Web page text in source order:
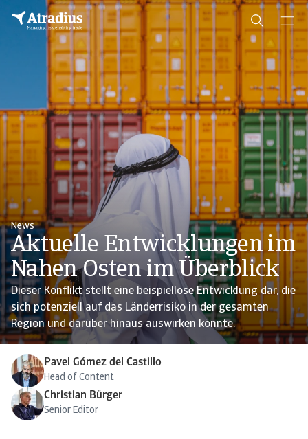
News
Aktuelle Entwicklungen im
Nahen Osten im Überblick
Dieser Konflikt stellt eine beispiellose Entwicklung dar, die
sich potenziell auf das Länderrisiko in der gesamten
Region und darüber hinaus auswirken könnte.
Pavel Gómez del Castillo
Head of Content
Christian Bürger
Senior Editor